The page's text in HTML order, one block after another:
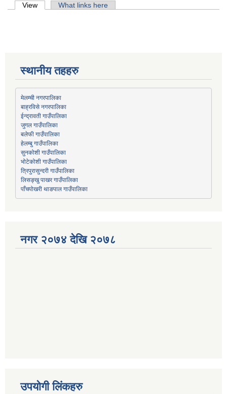
Primary tabs
View (active tab)What links here
स्थानीय तहहरु
मेलम्ची नगरपालिका
बाह्रविसे नगरपालिका
ईन्द्रावती गाउँपालिका
जुगल गाउँपालिका
बलेफी गाउँपालिका
हेलम्बु गाउँपालिका
सुनकोशी गाउँपालिका
भोटेकोशी गाउँपालिका
त्रिपुरासुन्दरी गाउँपालिका
लिसङ्खु पाखर गाउँपालिका
पाँचपोखरी थाङपाल गाउँपालिका
नगर २०७४ देखि २०७८
उपयोगी लिंकहरु